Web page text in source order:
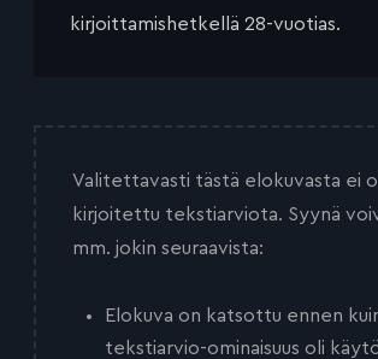
kirjoittamishetkellä 28-vuotias.
Valitettavasti tästä elokuvasta ei
kirjoitettu tekstiarviota. Syynä
mm. jokin seuraavista:
Elokuva on katsottu ennen
tekstiarvio-ominaisuus oli